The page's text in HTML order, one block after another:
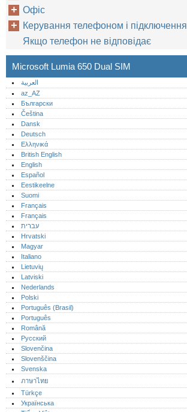
Офіс
Керування телефоном і підключення
Якщо телефон не відповідає
Microsoft Lumia 650 Dual SIM
العربية
az_AZ
Български
Čeština
Dansk
Deutsch
Ελληνικά
British English
English
Español
Eestikeelne
Suomi
Français
Français
עברית
Hrvatski
Magyar
Italiano
Lietuvių
Latviski
Nederlands
Polski
Português (Brasil)
Português‎
Română
Русский
Slovenčina
Slovenščina
Svenska
ภาษาไทย
Türkçe
Українська